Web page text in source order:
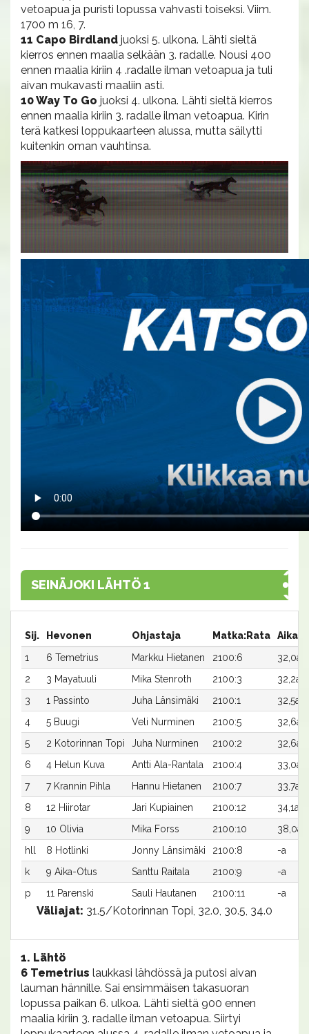
vetoapua ja puristi lopussa vahvasti toiseksi. Viim.
1700 m 16, 7.
11 Capo Birdland juoksi 5. ulkona. Lähti sieltä
kierros ennen maalia selkään 3. radalle. Nousi 400
ennen maalia kiriin 4 .radalle ilman vetoapua ja tuli
aivan mukavasti maaliin asti.
10 Way To Go juoksi 4. ulkona. Lähti sieltä kierros
ennen maalia kiriin 3. radalle ilman vetoapua. Kirin
terä katkesi loppukaarteen alussa, mutta säilytti
kuitenkin oman vauhtinsa.
SEINÄJOKI LÄHTÖ 1
Sij. Hevonen Ohjastaja Matka:Rata
Aika
1
6 Temetrius Markku Hietanen 2100:6
32,0ax
2
3 Mayatuuli Mika Stenroth 2100:3
32,2a
3
1 Passinto Juha Länsimäki 2100:1
32,5a
4
5 Buugi Veli Nurminen 2100:5
32,6a
5
2 Kotorinnan Topi Juha Nurminen 2100:2
32,6a
6
4 Helun Kuva Antti Ala-Rantala 2100:4
33,0a
7
7 Krannin Pihla Hannu Hietanen 2100:7
33,7a
8
12 Hiirotar Jari Kupiainen 2100:12
34,1a
9
10 Olivia Mika Forss 2100:10
38,0a
hll
8 Hotlinki Jonny Länsimäki 2100:8
-a
k
9 Aika-Otus Santtu Raitala 2100:9
-a
p
11 Parenski Sauli Hautanen 2100:11 -a
Väliajat: 31.5/Kotorinnan Topi, 32.0, 30.5, 34.0
1. Lähtö
6 Temetrius laukkasi lähdössä ja putosi aivan
lauman hännille. Sai ensimmäisen takasuoran
lopussa paikan 6. ulkoa. Lähti sieltä 900 ennen
maalia kiriin 3. radalle ilman vetoapua. Siirtyi